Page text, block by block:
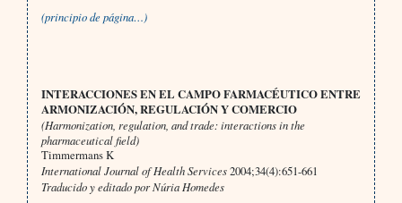
(principio de página…)
INTERACCIONES EN EL CAMPO FARMACÉUTICO ENTRE
ARMONIZACIÓN, REGULACIÓN Y COMERCIO
(Harmonization, regulation, and trade: interactions in the
pharmaceutical field)
Timmermans K
International Journal of Health Services2004;34(4):651-661
Traducido y editado por Núria Homedes